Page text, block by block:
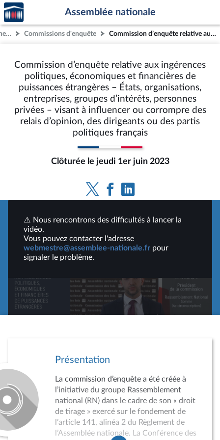
Aller au contenu
Aller en bas de la page
Accèder
à la
page
d'accueil
Assemblée nationale
Autres commissions non-permanentes Commissions d'enquête Commission d’enquête relative aux ingérences politiques, économiques et financières de puissances étrangères – États, organisations, entreprises, groupes d’intérêts, personnes privées – visant à influencer ou corrompre des relais d’opinion, des dirigeants ou des partis politiques français
Commission d’enquête relative aux ingérences
politiques, économiques et financières de
puissances étrangères – États, organisations,
entreprises, groupes d’intérêts, personnes
privées – visant à influencer ou corrompre des
relais d’opinion, des dirigeants ou des partis
politiques français
Clôturée le jeudi 1er juin 2023
Lire
la
⚠️ Nous rencontrons des difficultés à lancer la
vidéo.
Vous pouvez contacter l'adresse
webmestre@assemblee-nationale.fr pour
signaler le problème.
Présentation
La commission d’enquête a été créée à
l’initiative du groupe Rassemblement
national (RN) dans le cadre de son « droit
de tirage » exercé sur le fondement de
l’article 141, alinéa 2 du Règlement de
l’Assemblée nationale. La Conférence des